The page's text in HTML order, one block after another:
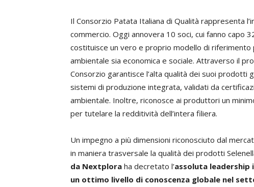
Il Consorzio Patata Italiana di Qualità rappresenta
commercio. Oggi annovera 10 soci, cui fanno
costituisce un vero e proprio modello di
ambientale sia economica e sociale. Attraverso il
Consorzio garantisce l’alta qualità dei suoi prodotti
sistemi di produzione integrata, validati da
ambientale. Inoltre, riconosce ai produttori un
per tutelare la redditività dell’intera filiera.
Un impegno a più dimensioni riconosciuto dal
in maniera trasversale la qualità dei prodotti
da Nextplora ha decretato l’assoluta
un ottimo livello di conoscenza globale nel